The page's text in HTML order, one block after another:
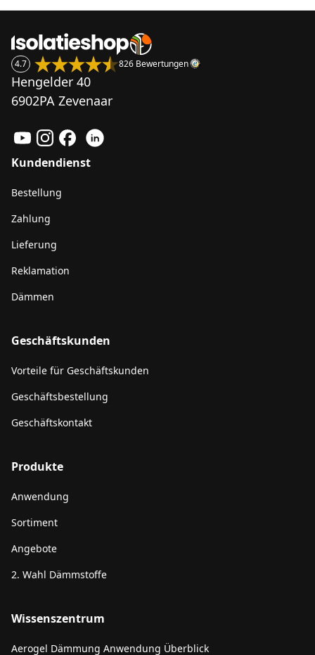
4.7 826 Bewertungen
Hengelder 40
6902PA Zevenaar
Kundendienst
Bestellung
Zahlung
Lieferung
Reklamation
Dämmen
Geschäftskunden
Vorteile für Geschäftskunden
Geschäftsbestellung
Geschäftskontakt
Produkte
Anwendung
Sortiment
Angebote
2. Wahl Dämmstoffe
Wissenszentrum
Aerogel Dämmung Anwendung Überblick